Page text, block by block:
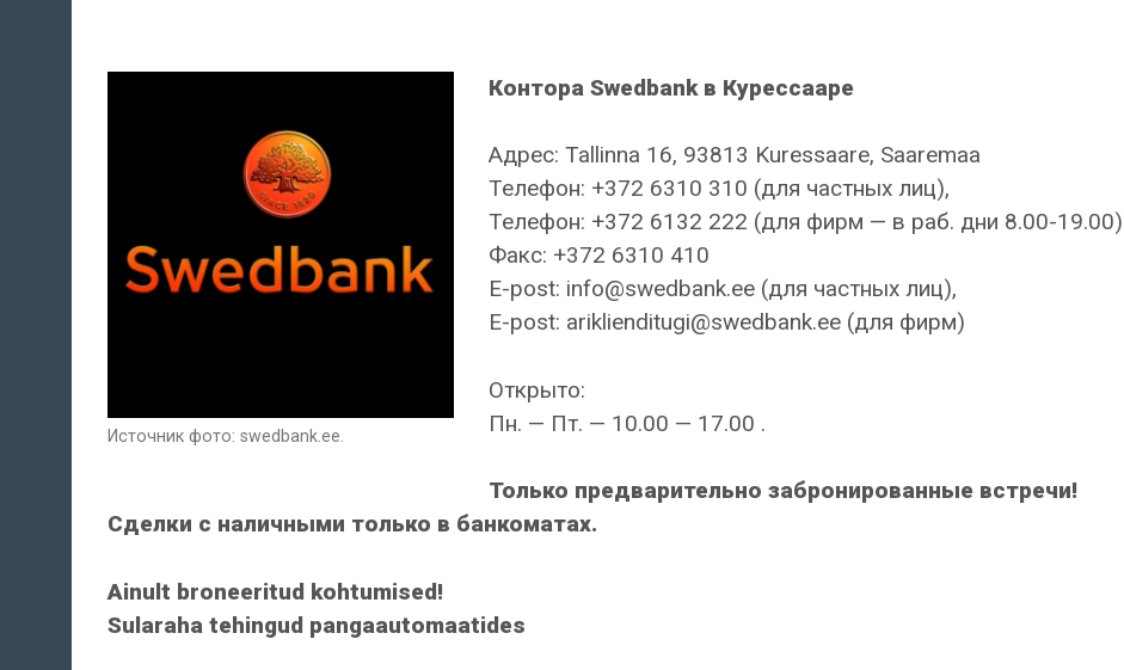
Источник фото: swedbank.ee.
Контора Swedbank в Курессааре
Адрес: Tallinna 16, 93813 Kuressaare, Saaremaa
Телефон: +372 6310 310 (для частных лиц),
Телефон: +372 6132 222 (для фирм — в раб. дни 8.00-19.00)
Факс: +372 6310 410
E-post: info@swedbank.ee (для частных лиц),
E-post: ariklienditugi@swedbank.ee (для фирм)
Открыто:
Пн. — Пт. — 10.00 — 17.00 .
Только предварительно забронированные встречи!
Сделки с наличными только в банкоматах.
Ainult broneeritud kohtumised!
Sularaha tehingud pangaautomaatides